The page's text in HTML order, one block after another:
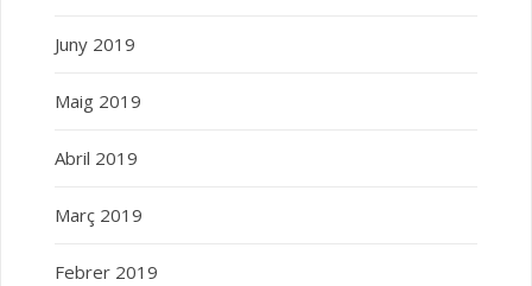
Juny 2019
Maig 2019
Abril 2019
Març 2019
Febrer 2019